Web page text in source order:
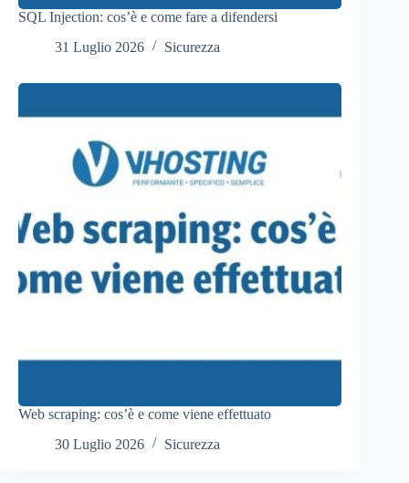
SQL Injection: cos’è e come fare a difendersi
31 Luglio 2026
Sicurezza
Web scraping: cos’è e come viene effettuato
30 Luglio 2026
Sicurezza